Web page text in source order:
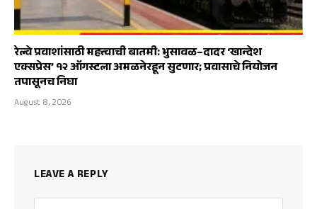
रेल्वे प्रवाशांसाठी महत्त्वाची बातमी: भुसावळ–दादर ‘खान्देश
एक्सप्रेस’ १२ ऑगस्टला अमळनेरहून सुटणार; प्रवासाचे नियोजन
तपासूनच निघा
August 8, 2026
LEAVE A REPLY